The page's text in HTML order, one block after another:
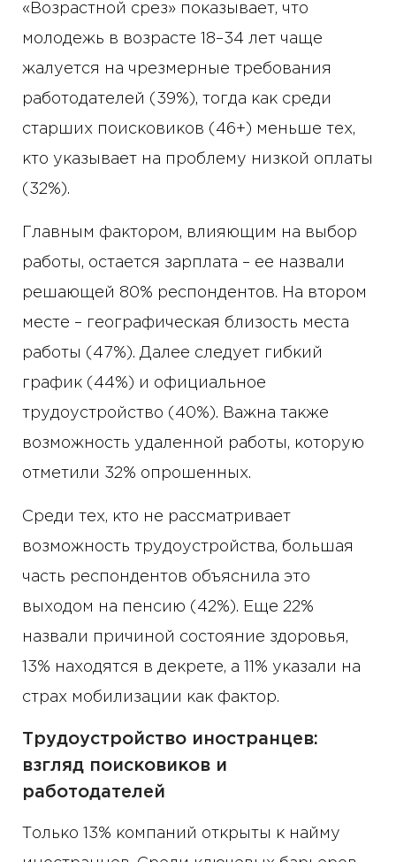
«Возрастной срез» показывает, что
молодежь в возрасте 18–34 лет чаще
жалуется на чрезмерные требования
работодателей (39%), тогда как среди
старших поисковиков (46+) меньше тех,
кто указывает на проблему низкой оплаты
(32%).
Главным фактором, влияющим на выбор
работы, остается зарплата – ее назвали
решающей 80% респондентов. На втором
месте – географическая близость места
работы (47%). Далее следует гибкий
график (44%) и официальное
трудоустройство (40%). Важна также
возможность удаленной работы, которую
отметили 32% опрошенных.
Среди тех, кто не рассматривает
возможность трудоустройства, большая
часть респондентов объяснила это
выходом на пенсию (42%). Еще 22%
назвали причиной состояние здоровья,
13% находятся в декрете, а 11% указали на
страх мобилизации как фактор.
Трудоустройство иностранцев:
взгляд поисковиков и
работодателей
Только 13% компаний открыты к найму